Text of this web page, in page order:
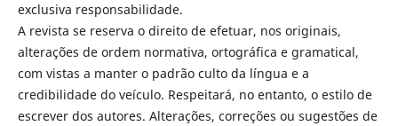
exclusiva responsabilidade.
A revista se reserva o direito de efetuar, nos originais,
alterações de ordem normativa, ortográfica e gramatical,
com vistas a manter o padrão culto da língua e a
credibilidade do veículo. Respeitará, no entanto, o estilo de
escrever dos autores. Alterações, correções ou sugestões de